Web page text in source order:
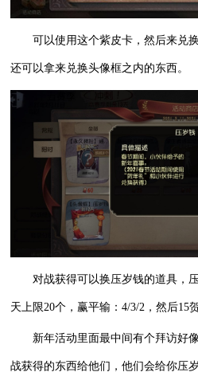
可以使用这个紫皮卡，然后来兑
还可以拿来兑换头像框之内的东西。
对战获得可以换压岁钱的道具，
天上限20个，赢平输：4/3/2，然后15
新年活动里面最中间有个拜访好
战获得的东西给他们，他们会给你压